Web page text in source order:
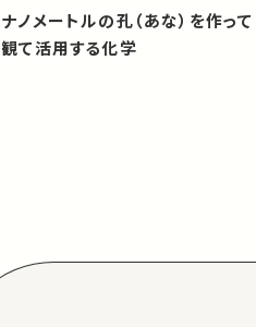
ナノメートルの孔（あな）を作って
観て活用する化学